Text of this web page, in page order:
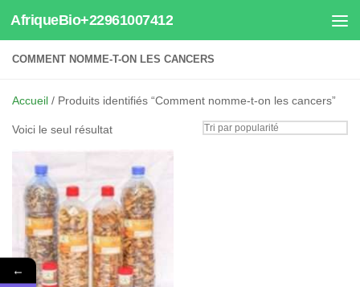
Au dessous du contenu
AfriqueBio+22961007412
COMMENT NOMME-T-ON LES CANCERS
Accueil / Produits identifiés “Comment nomme-t-on les cancers”
Voici le seul résultat
←